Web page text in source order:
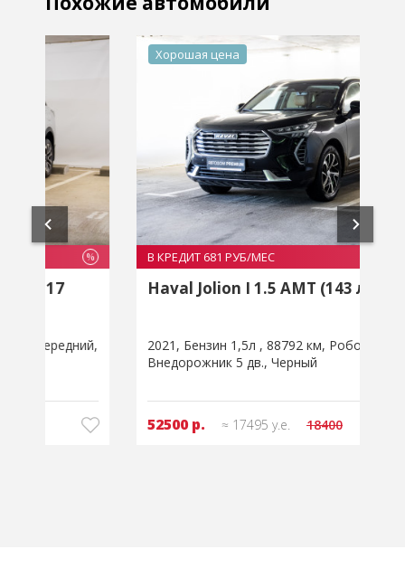
В КРЕДИТ 681 РУБ/МЕС
Haval Jolion I 1.5 AMT (143 л.с.)
2021 Бензин 1,5л 88792 км Робот Передний
Внедорожник 5 дв. Черный
52500 р. ≈ 17495 у.е. 18400